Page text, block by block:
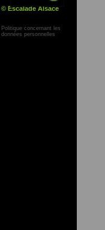
© Escalade Alsace
Politique concernant les
données personnelles